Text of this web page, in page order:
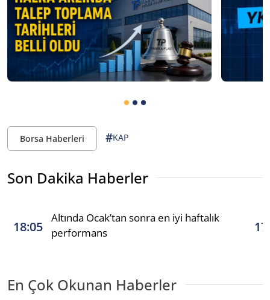
Borsa Haberleri #KAP
Son Dakika Haberler
18:05
Altında Ocak’tan sonra en iyi haftalık
performans
En Çok Okunan Haberler